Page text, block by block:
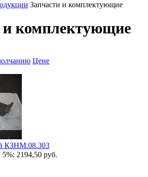
Запчасти и комплектующие
и комплектующие
Цене
КЗНМ.08.303
2194,50 руб.